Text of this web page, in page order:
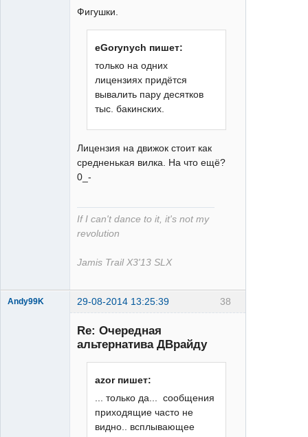
Фигушки.
eGorynych пишет:
только на одних
лицензиях придётся
вывалить пару десятков
тыс. бакинских.
Лицензия на движок стоит как
средненькая вилка. На что ещё?
0_-
If I can't dance to it, it's not my
revolution
Jamis Trail X3'13 SLX
38
Andy99K 29-08-2014 13:25:39
Re: Очередная
альтернатива ДВрайду
azor пишет:
... только да... сообщения
приходящие часто не
видно.. всплывающее